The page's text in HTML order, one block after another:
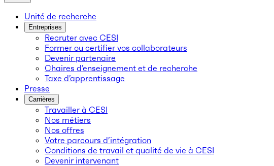
Unité de recherche
Entreprises
Recruter avec CESI
Former ou certifier vos collaborateurs
Devenir partenaire
Chaires d’enseignement et de recherche
Taxe d’apprentissage
Presse
Carrières
Travailler à CESI
Nos métiers
Nos offres
Votre parcours d’intégration
Conditions de travail et qualité de vie à CESI
Devenir intervenant